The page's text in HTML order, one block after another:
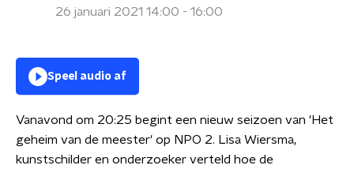
26 januari 2021 14:00 - 16:00
Speel audio af
Vanavond om 20:25 begint een nieuw seizoen van 'Het
geheim van de meester' op NPO 2. Lisa Wiersma,
kunstschilder en onderzoeker verteld hoe de